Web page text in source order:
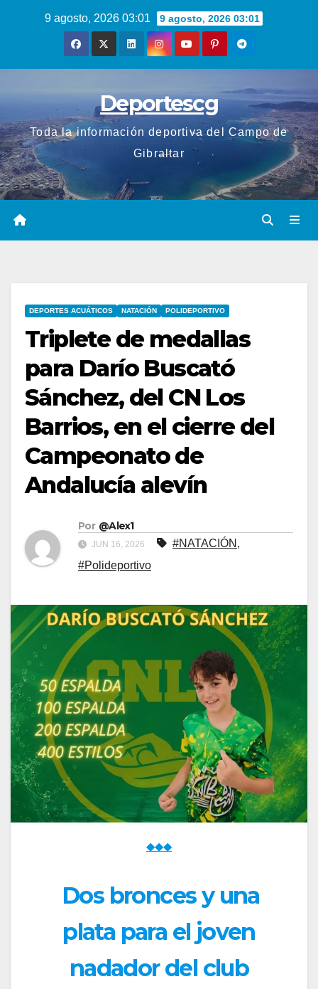
9 agosto, 2026 03:01 9 agosto, 2026 03:01
Deportescg
Toda la información deportiva del Campo de
Gibraltar
DEPORTES ACUÁTICOS NATACIÓN POLIDEPORTIVO
Triplete de medallas
para Darío Buscató
Sánchez, del CN Los
Barrios, en el cierre del
Campeonato de
Andalucía alevín
Por @Alex1
JUN 16, 2026 #NATACIÓN ,
#Polideportivo
◆◆◆
Dos bronces y una
plata para el joven
nadador del club